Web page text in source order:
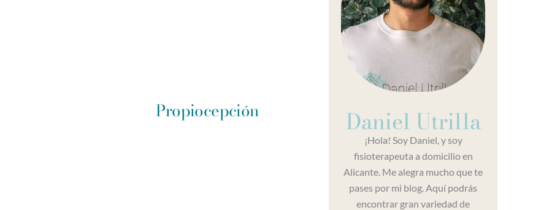
Propiocepción Daniel Utrilla
¡Hola! Soy Daniel, y soy
fisioterapeuta a domicilio en
Alicante. Me alegra mucho que te
pases por mi blog. Aquí podrás
encontrar gran variedad de